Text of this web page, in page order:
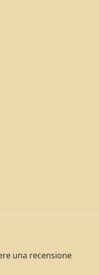
una recensione